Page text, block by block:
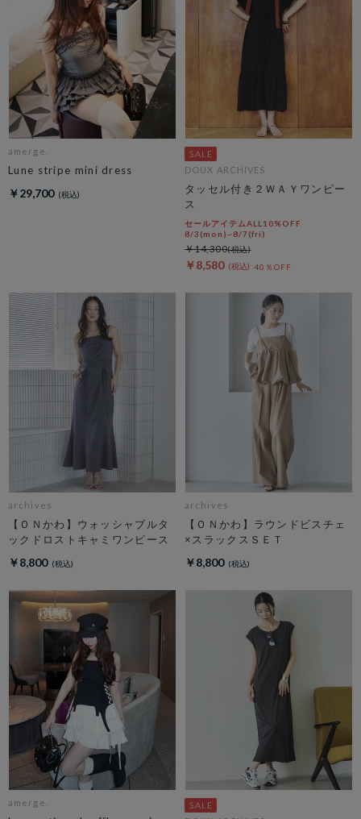
amerge.
Lune stripe mini dress
￥29,700
DOUX ARCHIVES
タッセル付き２ＷＡＹワンピー
ス
セールアイテムALL10%OFF
8/3(mon)~8/7(fri)
￥8,580 40％OFF
￥14,300
archives
【ＯＮかわ】ウォッシャブルタ
ックドロストキャミワンピース
￥8,800
archives
【ＯＮかわ】ラウンドビスチェ
×スラックスＳＥＴ
￥8,800
amerge.